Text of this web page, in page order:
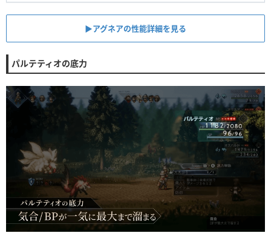
▶︎アグネアの性能詳細を見る
パルテティオの底力